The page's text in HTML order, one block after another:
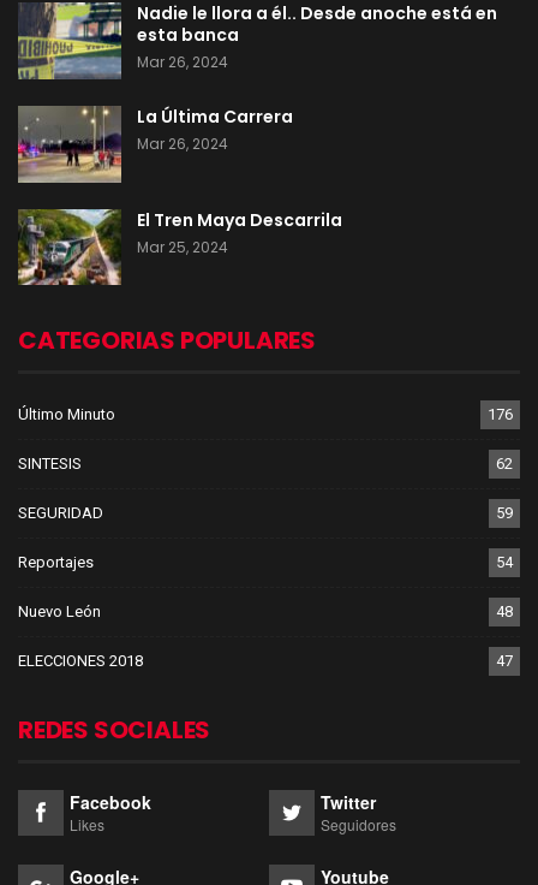
Nadie le llora a él.. Desde anoche está en
esta banca
Mar 26, 2024
La Última Carrera
Mar 26, 2024
El Tren Maya Descarrila
Mar 25, 2024
CATEGORIAS POPULARES
Último Minuto 176
SINTESIS 62
SEGURIDAD 59
Reportajes 54
Nuevo León 48
ELECCIONES 2018 47
REDES SOCIALES
Facebook
Likes
Twitter
Seguidores
Google+ Youtube